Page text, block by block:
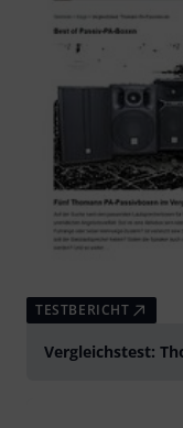
TESTBERICHT
Vergleichstest: